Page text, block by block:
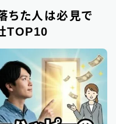
ちた人は必見で
TOP10